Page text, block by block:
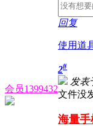
回复
使用道
会员1399432
2#
发表
文件没
海量手